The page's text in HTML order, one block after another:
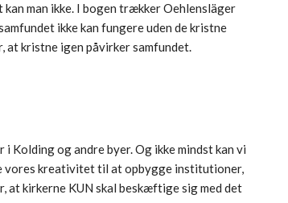
man ikke. I bogen trækker Oehlensläger
ikke kan fungere uden de kristne
at kristne igen påvirker samfundet.
Kolding og andre byer. Og ikke mindst kan vi
kreativitet til at opbygge institutioner,
at kirkerne KUN skal beskæftige sig med det